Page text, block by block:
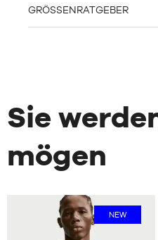
GRÖSSENRATGEBER
Sie
mögen
NEW